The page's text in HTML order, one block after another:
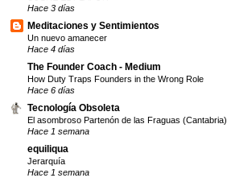
Hace 3 días
Meditaciones y Sentimientos
Un nuevo amanecer
Hace 4 días
The Founder Coach - Medium
How Duty Traps Founders in the Wrong Role
Hace 6 días
Tecnología Obsoleta
El asombroso Partenón de las Fraguas (Cantabria)
Hace 1 semana
equiliqua
Jerarquía
Hace 1 semana